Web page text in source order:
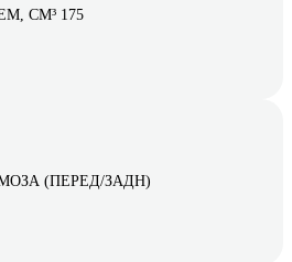
СМ³ 175
(ПЕРЕД/ЗАДН)